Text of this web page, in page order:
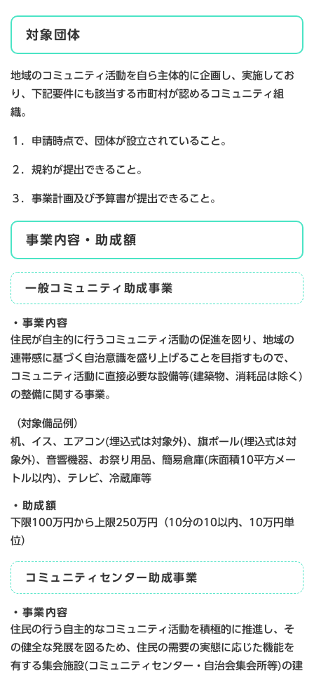
対象団体
地域のコミュニティ活動を自ら主体的に企画し、実施してお
り、下記要件にも該当する市町村が認めるコミュニティ組
織。
１．申請時点で、団体が設立されていること。
２．規約が提出できること。
３．事業計画及び予算書が提出できること。
事業内容・助成額
一般コミュニティ助成事業
・事業内容
住民が自主的に行うコミュニティ活動の促進を図り、地域の
連帯感に基づく自治意識を盛り上げることを目指すもので、
コミュニティ活動に直接必要な設備等(建築物、消耗品は除く)
の整備に関する事業。
（対象備品例）
机、イス、エアコン(埋込式は対象外)、旗ポール(埋込式は対
象外)、音響機器、お祭り用品、簡易倉庫(床面積10平方メー
トル以内)、テレビ、冷蔵庫等
・助成額
下限100万円から上限250万円（10分の10以内、10万円単
位）
コミュニティセンター助成事業
・事業内容
住民の行う自主的なコミュニティ活動を積極的に推進し、そ
の健全な発展を図るため、住民の需要の実態に応じた機能を
有する集会施設(コミュニティセンター・自治会集会所等)の建